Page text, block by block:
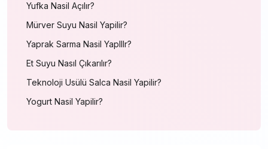
Yufka Nasil Açılır?
Mürver Suyu Nasil Yapilir?
Yaprak Sarma Nasil YapIlIr?
Et Suyu Nasıl Çıkarılır?
Teknoloji Usülü Salca Nasil Yapilir?
Yogurt Nasil Yapilir?